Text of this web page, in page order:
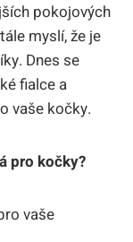
pokojových
myslí, že je
Dnes se
fialce a
vaše kočky.
pro kočky?
vaše